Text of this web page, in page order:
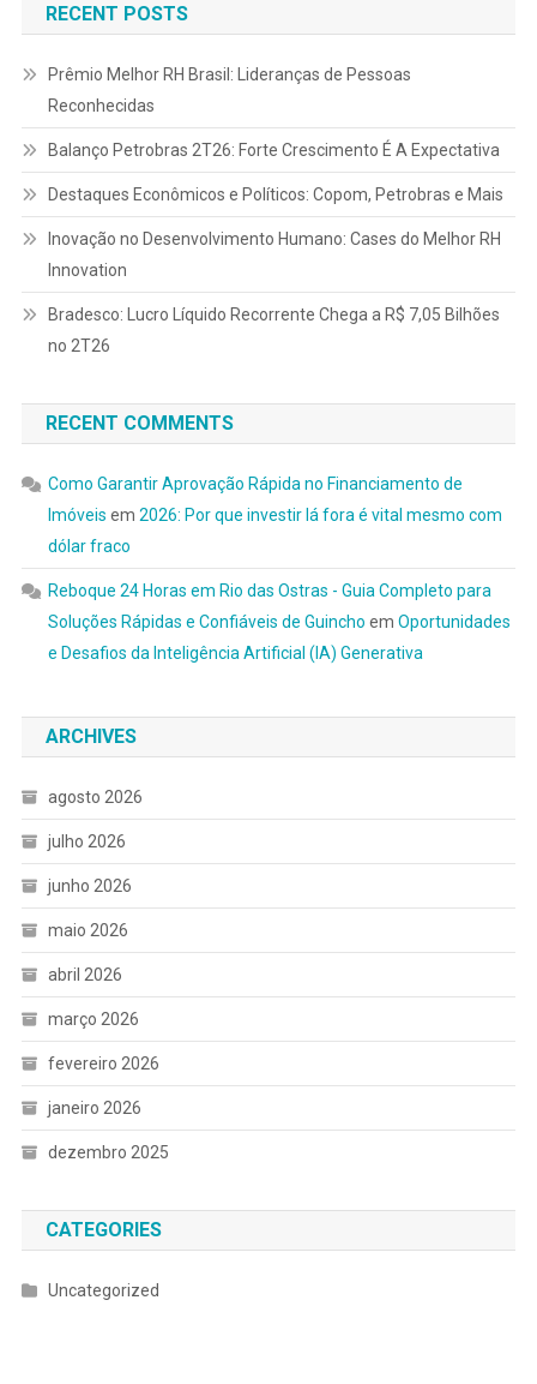
RECENT POSTS
Prêmio Melhor RH Brasil: Lideranças de Pessoas
Reconhecidas
Balanço Petrobras 2T26: Forte Crescimento É A Expectativa
Destaques Econômicos e Políticos: Copom, Petrobras e Mais
Inovação no Desenvolvimento Humano: Cases do Melhor RH
Innovation
Bradesco: Lucro Líquido Recorrente Chega a R$ 7,05 Bilhões
no 2T26
RECENT COMMENTS
Como Garantir Aprovação Rápida no Financiamento de
Imóveis em 2026: Por que investir lá fora é vital mesmo com
dólar fraco
Reboque 24 Horas em Rio das Ostras - Guia Completo para
Soluções Rápidas e Confiáveis de Guincho em Oportunidades
e Desafios da Inteligência Artificial (IA) Generativa
ARCHIVES
agosto 2026
julho 2026
junho 2026
maio 2026
abril 2026
março 2026
fevereiro 2026
janeiro 2026
dezembro 2025
CATEGORIES
Uncategorized